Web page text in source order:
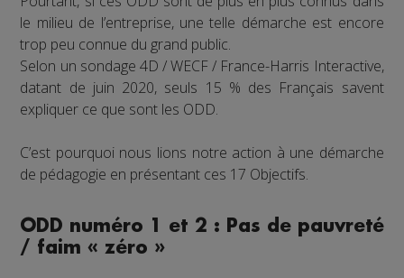
le milieu de l’entreprise, une telle démarche est encore
trop peu connue du grand public.
Selon un sondage 4D / WECF / France-Harris Interactive,
datant de juin 2020, seuls 15 % des Français savent
expliquer ce que sont les ODD.
C’est pourquoi nous lions notre action à une démarche
de pédagogie en présentant ces 17 Objectifs.
ODD numéro 1 et 2 : Pas de pauvreté
/ faim « zéro »